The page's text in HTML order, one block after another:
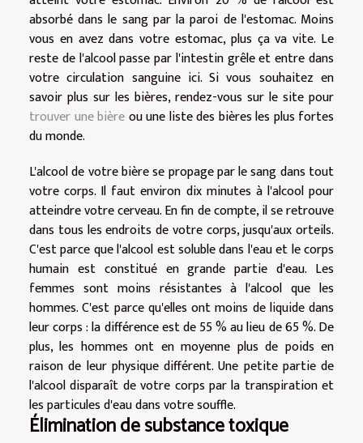
absorbé dans le sang par la paroi de l'estomac. Moins
vous en avez dans votre estomac, plus ça va vite. Le
reste de l'alcool passe par l'intestin grêle et entre dans
votre circulation sanguine ici. Si vous souhaitez en
savoir plus sur les bières, rendez-vous sur le site pour
trouver une bièreou une liste des bières les plus fortes
du monde.
L'alcool de votre bière se propage par le sang dans tout
votre corps. Il faut environ dix minutes à l'alcool pour
atteindre votre cerveau. En fin de compte, il se retrouve
dans tous les endroits de votre corps, jusqu'aux orteils.
C'est parce que l'alcool est soluble dans l'eau et le corps
humain est constitué en grande partie d'eau. Les
femmes sont moins résistantes à l'alcool que les
hommes. C'est parce qu'elles ont moins de liquide dans
leur corps : la différence est de 55 % au lieu de 65 %. De
plus, les hommes ont en moyenne plus de poids en
raison de leur physique différent. Une petite partie de
l'alcool disparaît de votre corps par la transpiration et
les particules d'eau dans votre souffle.
Élimination de substance toxique